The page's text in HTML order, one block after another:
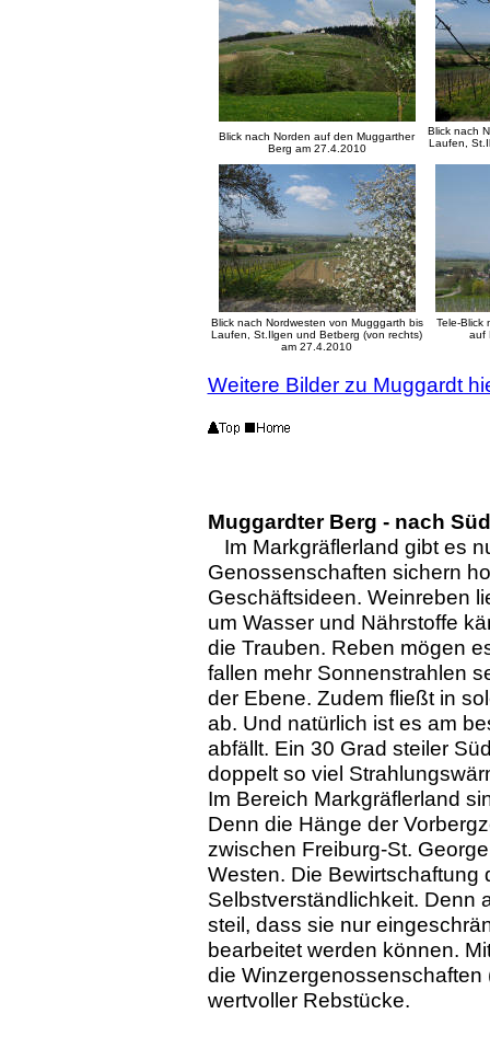
Blick nach Norden auf den Muggarther
Berg am 27.4.2010
Blick nach
Laufen,
Blick nach Nordwesten von Mugggarth bis
Laufen, St.Ilgen und Betberg (von rechts)
am 27.4.2010
Tele-Blick
auf
Weitere Bilder zu Muggardt
Muggardter Berg - nach
Im Markgräflerland gibt es
Genossenschaften sichern
Geschäftsideen. Weinreben
um Wasser und Nährstoffe
die Trauben. Reben mögen
fallen mehr Sonnenstrahlen
der Ebene. Zudem fließt in
ab. Und natürlich ist es am
abfällt. Ein 30 Grad steiler
doppelt so viel
Im Bereich Markgräflerland
Denn die Hänge der
zwischen Freiburg-St.
Westen. Die
Selbstverständlichkeit. Denn
steil, dass sie nur
bearbeitet werden können.
die
wertvoller Rebstücke.